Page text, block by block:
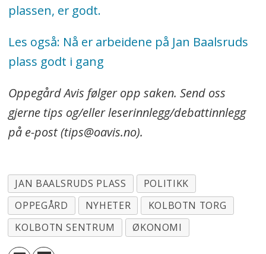
plassen, er godt.
Les også: Nå er arbeidene på Jan Baalsruds
plass godt i gang
Oppegård Avis følger opp saken. Send oss
gjerne tips og/eller leserinnlegg/debattinnlegg
på e-post (tips@oavis.no).
JAN BAALSRUDS PLASS
POLITIKK
OPPEGÅRD
NYHETER
KOLBOTN TORG
KOLBOTN SENTRUM
ØKONOMI